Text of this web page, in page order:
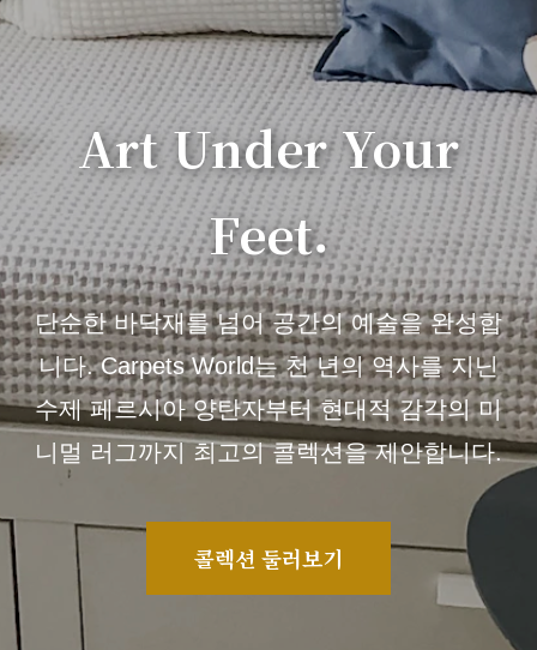
Art Under Your
Feet.
단순한 바닥재를 넘어 공간의 예술을 완성합
니다. Carpets World는 천 년의 역사를 지닌
수제 페르시아 양탄자부터 현대적 감각의 미
니멀 러그까지 최고의 콜렉션을 제안합니다.
콜렉션 둘러보기